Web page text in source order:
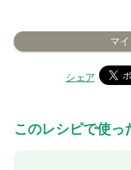
マ
シェア
このレシピで使っ